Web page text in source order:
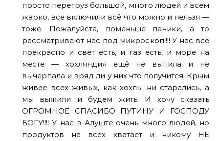
просто перегруз большой, много людей и всем
жарко, все включили всё что можно и нельзя —
тоже. Пожалуйста, поменьше паники, а то
рассматривают нас под микроскоп!!!! У нас всё
прекрасно и свет есть, и газ есть, и море на
месте — хохляндия ещё не выпила и не
вычерпала и вряд ли у них что получится. Крым
живее всех живых, как хохлы ни старались, а
мы выжили и будем жить. И хочу сказать
ОГРОМНОЕ СПАСИБО ПУТИНУ И ГОСПОДУ
БОГУ!!!! У нас в Алуште очень много людей, но
продуктов на всех хватает и никому НЕ